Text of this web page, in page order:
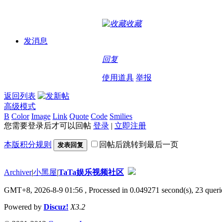
发消息
收藏
回复
使用道具 举报
返回列表
高级模式
B Color Image Link Quote Code Smilies
您需要登录后才可以回帖 登录 | 立即注册
本版积分规则 发表回复 回帖后跳转到最后一页
Archiver|小黑屋|TaTa娱乐视频社区
GMT+8, 2026-8-9 01:56 , Processed in 0.049271 second(s), 23
Powered by Discuz! X3.2